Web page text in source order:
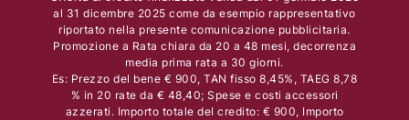
al 31 dicembre 2025 come da esempio rappresentativo
riportato nella presente comunicazione pubblicitaria.
Promozione a Rata chiara da 20 a 48 mesi, decorrenza
media prima rata a 30 giorni.
Es: Prezzo del bene € 900, TAN fisso 8,45%, TAEG 8,78
% in 20 rate da € 48,40; Spese e costi accessori
azzerati. Importo totale del credito: € 900, Importo